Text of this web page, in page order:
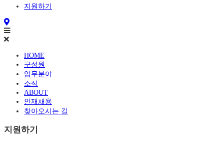
지원하기
HOME
구성원
업무분야
소식
ABOUT
인재채용
찾아오시는 길
지원하기